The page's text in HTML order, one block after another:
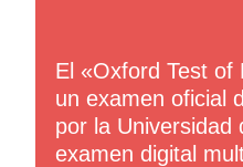
El «Oxford Test of
un examen oficial
por la
examen digital